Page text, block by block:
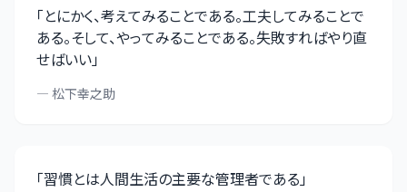
「とにかく、考えてみることである。工夫してみることで
ある。そして、やってみることである。失敗すればやり直
せばいい」
— 松下幸之助
「習慣とは人間生活の主要な管理者である」